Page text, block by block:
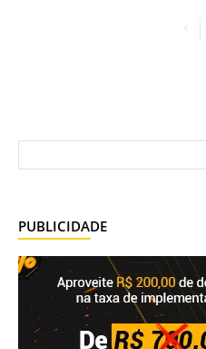
PUBLICIDADE